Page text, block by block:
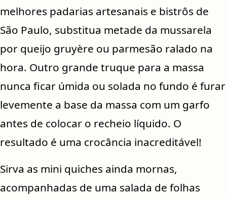
melhores padarias artesanais e bistrôs de
São Paulo, substitua metade da mussarela
por queijo gruyère ou parmesão ralado na
hora. Outro grande truque para a massa
nunca ficar úmida ou solada no fundo é furar
levemente a base da massa com um garfo
antes de colocar o recheio líquido. O
resultado é uma crocância inacreditável!
Sirva as mini quiches ainda mornas,
acompanhadas de uma salada de folhas